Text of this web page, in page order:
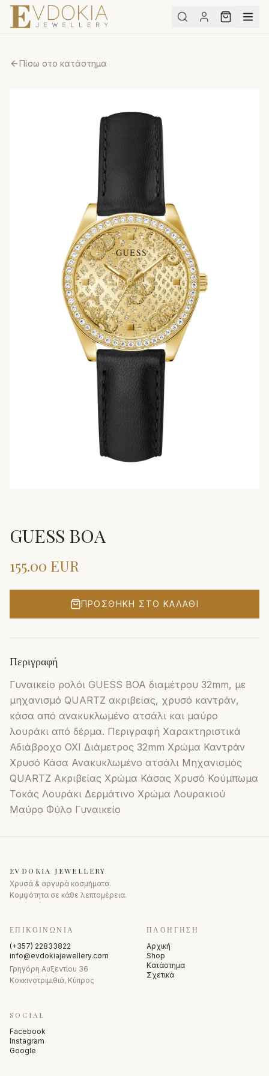
Πίσω στο κατάστημα
GUESS BOA
155.00 EUR
ΠΡΟΣΘΉΚΗ ΣΤΟ ΚΑΛΆΘΙ
Περιγραφή
Γυναικείο ρολόι GUESS BOA διαμέτρου 32mm, με
μηχανισμό QUARTZ ακριβείας, χρυσό καντράν,
κάσα από ανακυκλωμένο ατσάλι και μαύρο
λουράκι από δέρμα. Περιγραφή Χαρακτηριστικά
Αδιάβροχο ΟΧΙ Διάμετρος 32mm Χρώμα Καντράν
Χρυσό Κάσα Ανακυκλωμένο ατσάλι Μηχανισμός
QUARTZ Ακριβείας Χρώμα Κάσας Χρυσό Κούμπωμα
Τοκάς Λουράκι Δερμάτινο Χρώμα Λουρακιού
Μαύρο Φύλο Γυναικείο
EVDOKIA JEWELLERY
Χρυσά & αργυρά κοσμήματα.
Κομψότητα σε κάθε λεπτομέρεια.
ΕΠΙΚΟΙΝΩΝΊΑ
(+357) 22833822
info@evdokiajewellery.com
Γρηγόρη Αυξεντίου 36
Κοκκινοτριμιθιά, Κύπρος
ΠΛΟΉΓΗΣΗ
Αρχική
Shop
Κατάστημα
Σχετικά
SOCIAL
Facebook
Instagram
Google